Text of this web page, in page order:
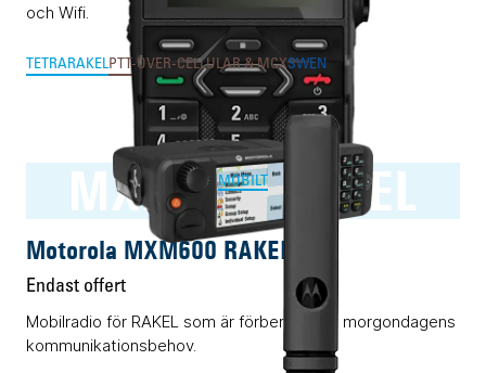
och Wifi.
TETRARAKELPTT-OVER-CELLULAR & MCXSWEN
MXM600 RAKEL
MOBILT
Motorola MXM600 RAKEL
Endast offert
Mobilradio för RAKEL som är förberedd för morgondagens
kommunikationsbehov.